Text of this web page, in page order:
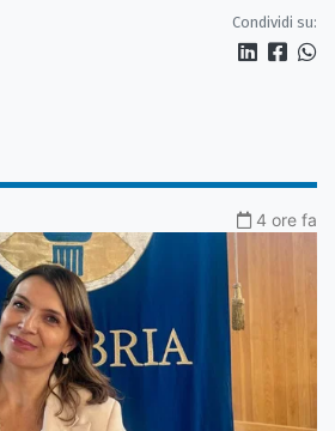
Condividi su:
4 ore fa